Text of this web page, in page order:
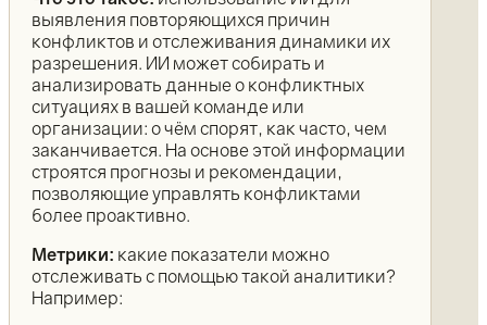
выявления повторяющихся причин
конфликтов и отслеживания динамики их
разрешения. ИИ может собирать и
анализировать данные о конфликтных
ситуациях в вашей команде или
организации: о чём спорят, как часто, чем
заканчивается. На основе этой информации
строятся прогнозы и рекомендации,
позволяющие управлять конфликтами
более проактивно.
Метрики: какие показатели можно
отслеживать с помощью такой аналитики?
Например: